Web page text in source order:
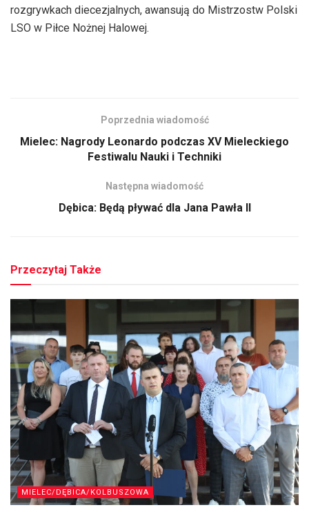
rozgrywkach diecezjalnych, awansują do Mistrzostw Polski
LSO w Piłce Nożnej Halowej.
Poprzednia wiadomość
Mielec: Nagrody Leonardo podczas XV Mieleckiego
Festiwalu Nauki i Techniki
Następna wiadomość
Dębica: Będą pływać dla Jana Pawła II
Przeczytaj Także
MIELEC/DĘBICA/KOLBUSZOWA